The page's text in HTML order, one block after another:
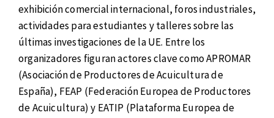
exhibición comercial internacional, foros industriales,
actividades para estudiantes y talleres sobre las
últimas investigaciones de la UE. Entre los
organizadores figuran actores clave como APROMAR
(Asociación de Productores de Acuicultura de
España), FEAP (Federación Europea de Productores
de Acuicultura) y EATIP (Plataforma Europea de